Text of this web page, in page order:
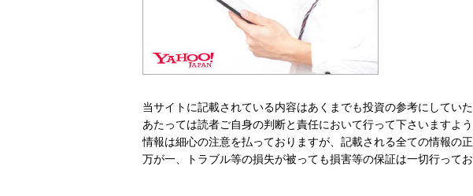
当サイトに記載されている内容はあくまでも投資の参考にしてい
あたっては読者ご自身の判断と責任において行って下さいますよ
情報は細心の注意を払っておりますが、記載される全ての情報の
万が一、トラブル等の損失が被っても損害等の保証は一切行って